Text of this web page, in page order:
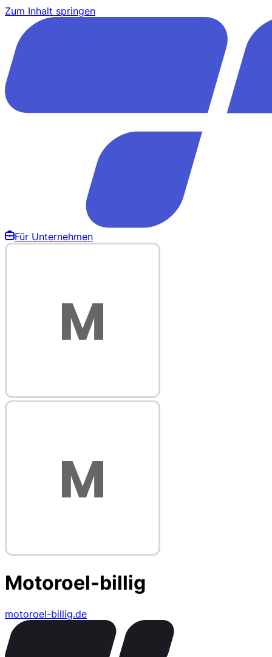
Zum Inhalt springen
Für Unternehmen
Motoroel-billig
motoroel-billig.de